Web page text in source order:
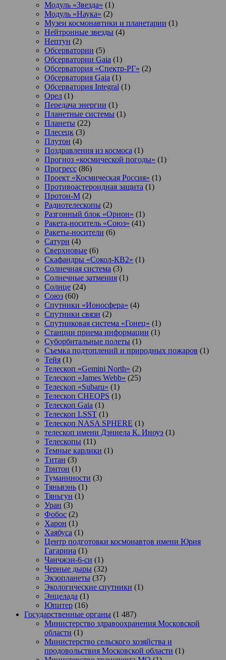
Модуль «Звезда» (1)
Модуль «Наука» (2)
Музеи космонавтики и планетарии (1)
Нейтронные звезды (4)
Нептун (2)
Обсерватории (5)
Обсерватории Gaia (1)
Обсерватория «Спектр-РГ» (2)
Обсерватория Gaia (1)
Обсерватория Integral (1)
Орел (1)
Передача энергии (1)
Планетные системы (1)
Планеты (22)
Плесецк (3)
Плутон (4)
Поздравления из космоса (1)
Прогноз «космической погоды» (1)
Прогресс (86)
Проект «Космическая Россия» (1)
Противоастероидная защита (1)
Протон-М (2)
Радиотелескопы (2)
Разгонный блок «Орион» (1)
Ракета-носитель «Союз» (41)
Ракеты-носители (6)
Сатурн (4)
Сверхновые (6)
Скафандры «Сокол-КВ2» (1)
Солнечная система (3)
Солнечные затмения (1)
Солнце (24)
Союз (60)
Спутники «Ионосфера» (4)
Спутники связи (2)
Спутниковая система «Гонец» (1)
Станции приема информации (1)
Суборбитальные полеты (1)
Съемка подтоплений и природных пожаров (1)
Тейя (1)
Телескоп «Gemini North» (2)
Телескоп «James Webb» (25)
Телескоп «Subaru» (1)
Телескоп CHEOPS (1)
Телескоп Gaia (1)
Телескоп LSST (1)
Телескоп NASA SPHERE (1)
телескоп имени Дэниела К. Иноуэ (1)
Телескопы (11)
Темные карлики (1)
Титан (3)
Тритон (1)
Туманнности (3)
Тяньвэнь (1)
Тяньгун (1)
Уран (3)
Фобос (2)
Харон (1)
Хаябуса (1)
Центр подготовки космонавтов имени Юрия
Гагарина (1)
Чанчжэн-6-си (1)
Черные дыры (32)
Экзопланеты (37)
Экологические спутники (1)
Энцелада (1)
Юпитер (16)
Государственные органы (1 487)
Министерство здравоохранения Московской
области (1)
Министерство сельского хозяйства и
продовольствия Московской области (1)